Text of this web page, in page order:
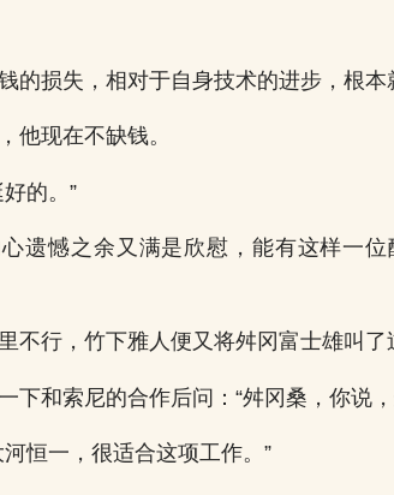
的损失，相对于自身技术的进步，根本
他现在不缺钱。
的。”
遗憾之余又满是欣慰，能有这样一
不行，竹下雅人便又将舛冈富士雄叫了
下和索尼的合作后问：“舛冈桑，你说
河恒一，很适合这项工作。”